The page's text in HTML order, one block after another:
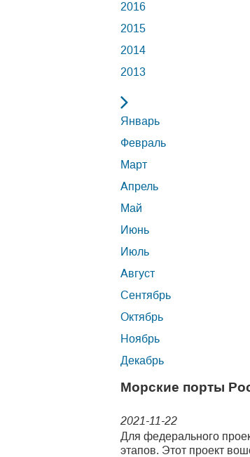
2016
2015
2014
2013
Январь
Февраль
Март
Апрель
Май
Июнь
Июль
Август
Сентябрь
Октябрь
Ноябрь
Декабрь
Морские порты
2021-11-22
Для федерального
этапов. Этот проект